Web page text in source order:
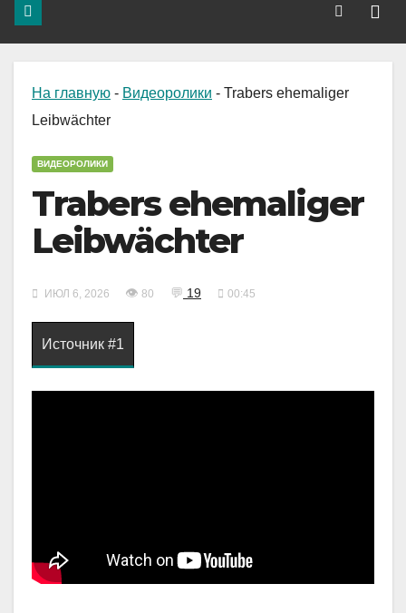
На главную - Видеоролики - Trabers ehemaliger
Leibwächter
ВИДЕОРОЛИКИ
Trabers ehemaliger
Leibwächter
ИЮЛ 6, 2026 👁 80 💬 19 00:45
Источник #1